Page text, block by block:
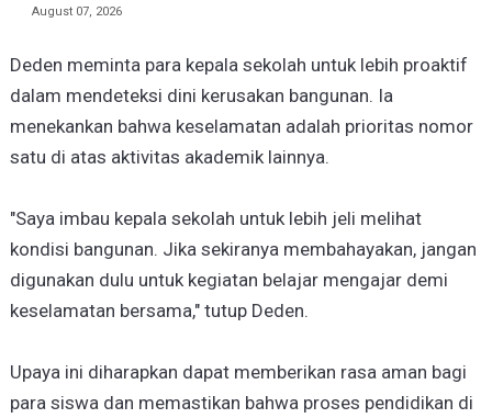
August 07, 2026
Deden meminta para kepala sekolah untuk lebih proaktif
dalam mendeteksi dini kerusakan bangunan. Ia
menekankan bahwa keselamatan adalah prioritas nomor
satu di atas aktivitas akademik lainnya.
"Saya imbau kepala sekolah untuk lebih jeli melihat
kondisi bangunan. Jika sekiranya membahayakan, jangan
digunakan dulu untuk kegiatan belajar mengajar demi
keselamatan bersama," tutup Deden.
Upaya ini diharapkan dapat memberikan rasa aman bagi
para siswa dan memastikan bahwa proses pendidikan di